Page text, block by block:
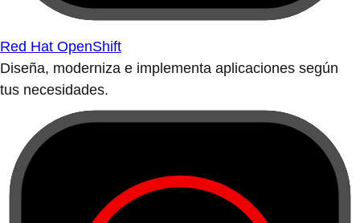
Red Hat OpenShift
Diseña, moderniza e implementa aplicaciones según
tus necesidades.